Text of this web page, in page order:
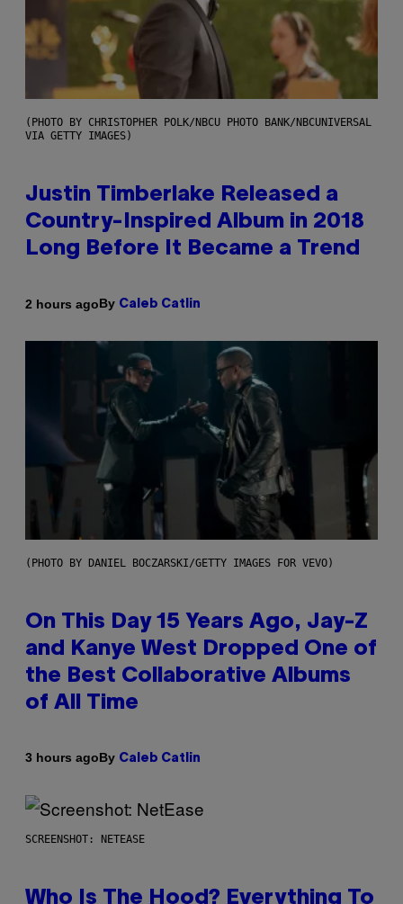
(PHOTO BY CHRISTOPHER POLK/NBCU PHOTO BANK/NBCUNIVERSAL
VIA GETTY IMAGES)
Justin Timberlake Released a
Country-Inspired Album in 2018
Long Before It Became a Trend
2 hours agoBy Caleb Catlin
(PHOTO BY DANIEL BOCZARSKI/GETTY IMAGES FOR VEVO)
On This Day 15 Years Ago, Jay-Z
and Kanye West Dropped One of
the Best Collaborative Albums
of All Time
3 hours agoBy Caleb Catlin
SCREENSHOT: NETEASE
Who Is The Hood? Everything To